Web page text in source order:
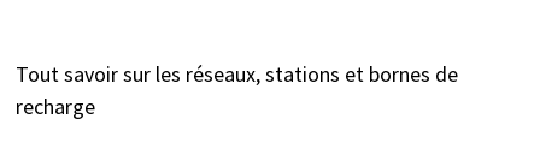
Tout savoir sur les réseaux, stations et bornes de
recharge